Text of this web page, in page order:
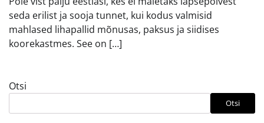
seda erilist ja sooja tunnet, kui kodus valmisid
mahlased lihapallid mõnusas, paksus ja siidises
koorekastmes. See on […]
Otsi
Otsi